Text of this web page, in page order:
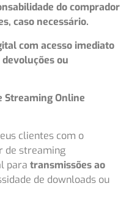
do comprador
caso necessário.
com acesso imediato
ou
Streaming Online
clientes com o
de streaming
para transmissões ao
de downloads ou